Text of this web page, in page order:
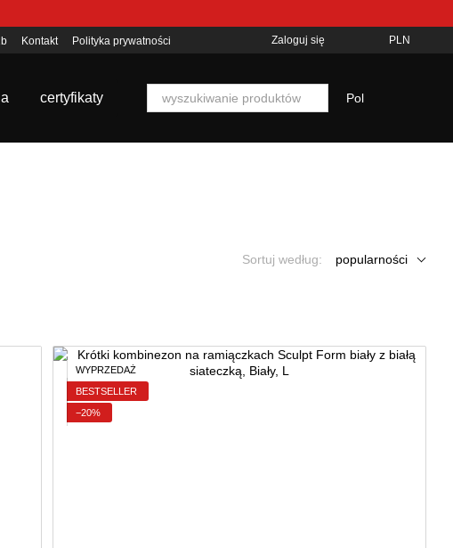
Kontakt
Polityka prywatności
Zaloguj się PLN
certyfikaty Pol
Sortuj według: popularności
WYPRZEDAŻ
BESTSELLER
−20%